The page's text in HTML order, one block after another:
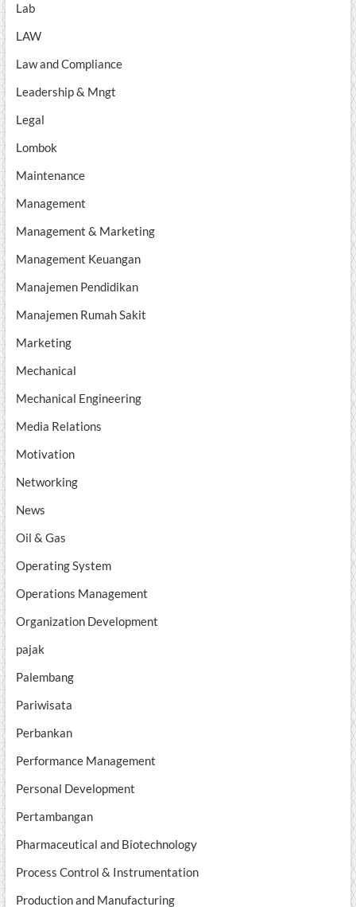
Lab
LAW
Law and Compliance
Leadership & Mngt
Legal
Lombok
Maintenance
Management
Management & Marketing
Management Keuangan
Manajemen Pendidikan
Manajemen Rumah Sakit
Marketing
Mechanical
Mechanical Engineering
Media Relations
Motivation
Networking
News
Oil & Gas
Operating System
Operations Management
Organization Development
pajak
Palembang
Pariwisata
Perbankan
Performance Management
Personal Development
Pertambangan
Pharmaceutical and Biotechnology
Process Control & Instrumentation
Production and Manufacturing